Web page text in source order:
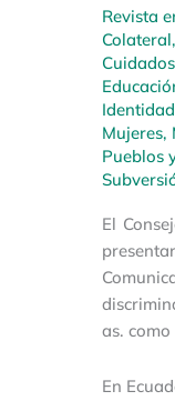
Revista
Colateral,
Cuidados
Identidad
Mujeres,
Pueblos
El
as.
En